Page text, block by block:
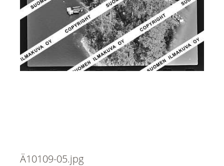
Ä10109-05.jpg